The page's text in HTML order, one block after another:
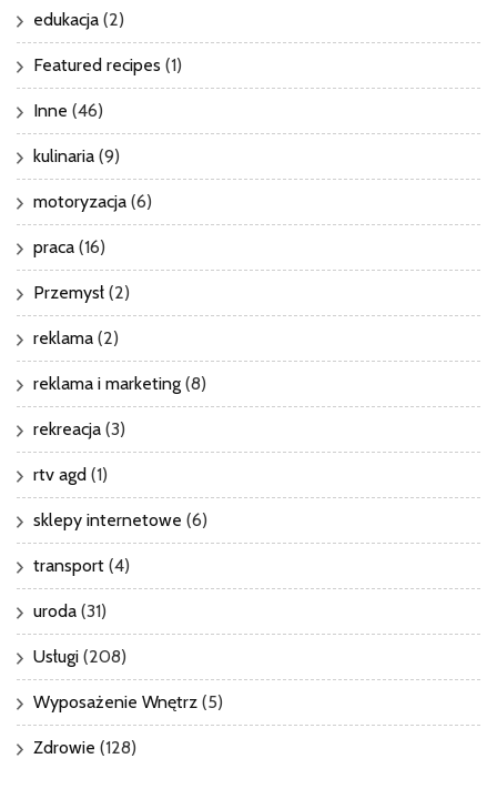
edukacja (2)
Featured recipes (1)
Inne (46)
kulinaria (9)
motoryzacja (6)
praca (16)
Przemysł (2)
reklama (2)
reklama i marketing (8)
rekreacja (3)
rtv agd (1)
sklepy internetowe (6)
transport (4)
uroda (31)
Usługi (208)
Wyposażenie Wnętrz (5)
Zdrowie (128)